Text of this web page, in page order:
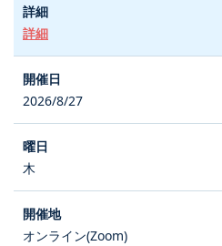
詳細
2026/8/27
木
オンライン(Zoom)